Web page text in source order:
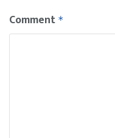
Comment *